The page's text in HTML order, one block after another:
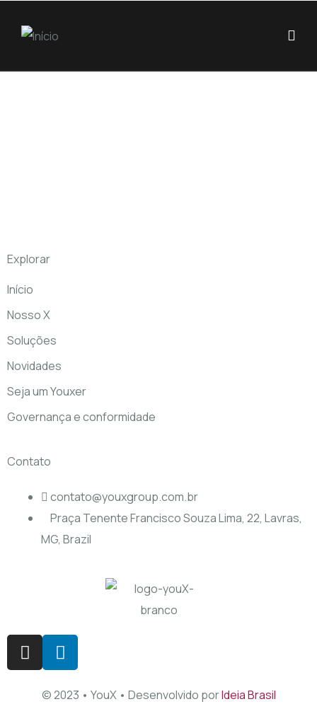
Explorar
Início
Nosso X
Soluções
Novidades
Seja um Youxer
Governança e conformidade
Contato
contato@youxgroup.com.br
Praça Tenente Francisco Souza Lima, 22, Lavras,
MG, Brazil
© 2023 • YouX • Desenvolvido porIdeia Brasil